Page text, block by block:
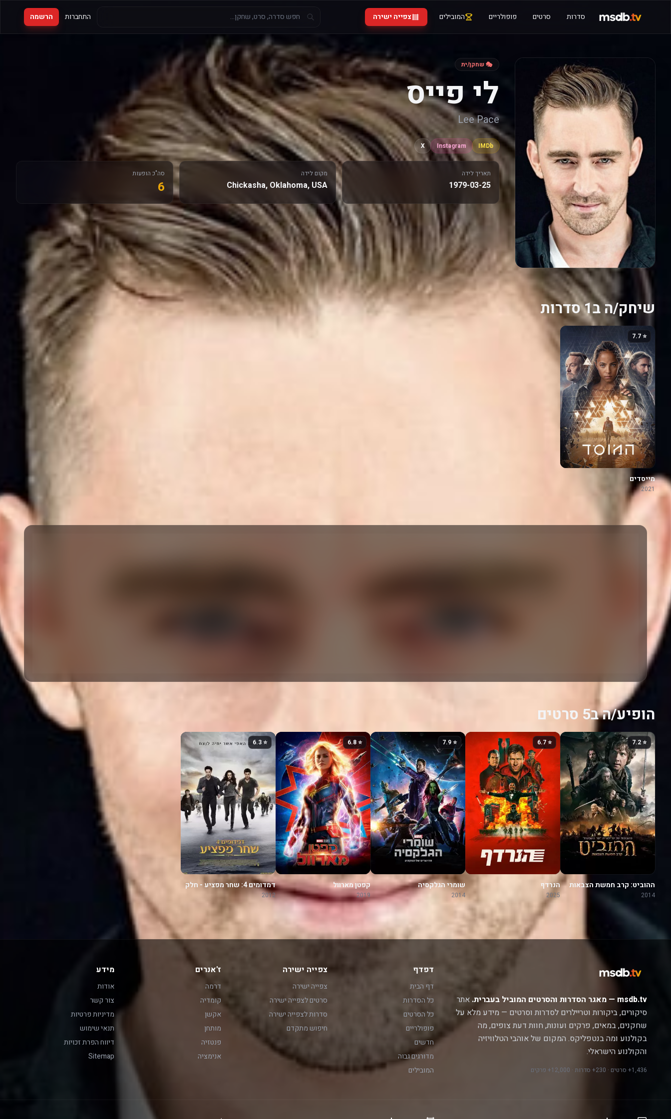
סדרות סרטים פופולריים המובילים צפייה ישירה התחברות הרשמה
🎭 שחקן/ית
לי פייס
Lee Pace
IMDb
Instagram
X
תאריך לידה
1979-03-25
מקום לידה
Chickasha, Oklahoma, USA
סה"כ הופעות
6
שיחק/ה ב1 סדרות
⭐ 7.7
מייסדים
2021
הופיע/ה ב5 סרטים
⭐ 7.2
ההוביט: קרב חמשת הצבאות
2014
⭐ 6.7
הנרדף
2025
⭐ 7.9
שומרי הגלקסיה
2014
⭐ 6.8
קפטן מארוול
2019
⭐ 6.3
דמדומים 4: שחר מפציע - חלק
2
2012
msdb.tv — מאגר הסדרות והסרטים המוביל בעברית.
אתר
סיקורים, ביקורות וטריילרים לסדרות וסרטים — מידע מלא על
שחקנים, במאים, פרקים ועונות, חוות דעת צופים, מה
בקולנוע ומה בנטפליקס. המקום של אוהבי הטלוויזיה
והקולנוע הישראלי.
1,436+ סרטים · 230+ סדרות · 12,000+ פרקים
דפדף
דף הבית
כל הסדרות
כל הסרטים
פופולריים
חדשים
מדורגים גבוה
המובילים
צפייה ישירה
צפייה ישירה
סרטים לצפייה ישירה
סדרות לצפייה ישירה
חיפוש מתקדם
ז'אנרים
דרמה
קומדיה
אקשן
מותחן
פנטזיה
אנימציה
מידע
אודות
צור קשר
מדיניות פרטיות
תנאי שימוש
דיווח הפרת זכויות
Sitemap